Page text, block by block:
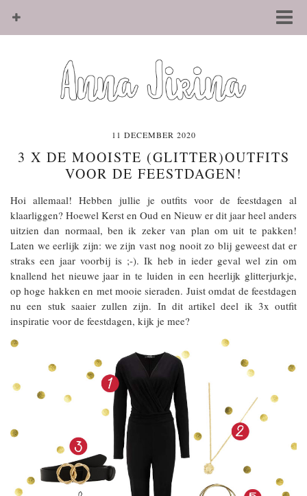
11 DECEMBER 2020
3 X DE MOOISTE (GLITTER)OUTFITS
VOOR DE FEESTDAGEN!
Hoi allemaal! Hebben jullie je outfits voor de feestdagen al
klaarliggen? Hoewel Kerst en Oud en Nieuw er dit jaar heel anders
uitzien dan normaal, ben ik zeker van plan om uit te pakken!
Laten we eerlijk zijn: we zijn vast nog nooit zo blij geweest dat er
straks een jaar voorbij is ;-). Ik heb in ieder geval wel zin om
knallend het nieuwe jaar in te luiden in een heerlijk glitterjurkje,
op hoge hakken en met mooie sieraden. Juist omdat de feestdagen
nu een stuk saaier zullen zijn. In dit artikel deel ik 3x outfit
inspiratie voor de feestdagen, kijk je mee?